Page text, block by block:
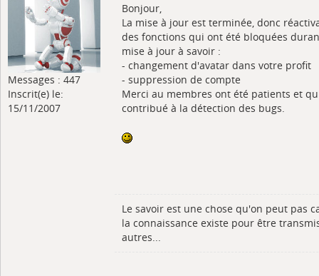
Messages : 447
Inscrit(e) le:
15/11/2007
Bonjour,
La mise à jour est terminée, donc
des fonctions qui ont été bloquées
mise à jour à savoir :
- changement d'avatar dans votre profit
- suppression de compte
Merci au membres ont été patients et
contribué à la détection des bugs.
Le savoir est une chose qu'on peut pas
la connaissance existe pour être
autres...